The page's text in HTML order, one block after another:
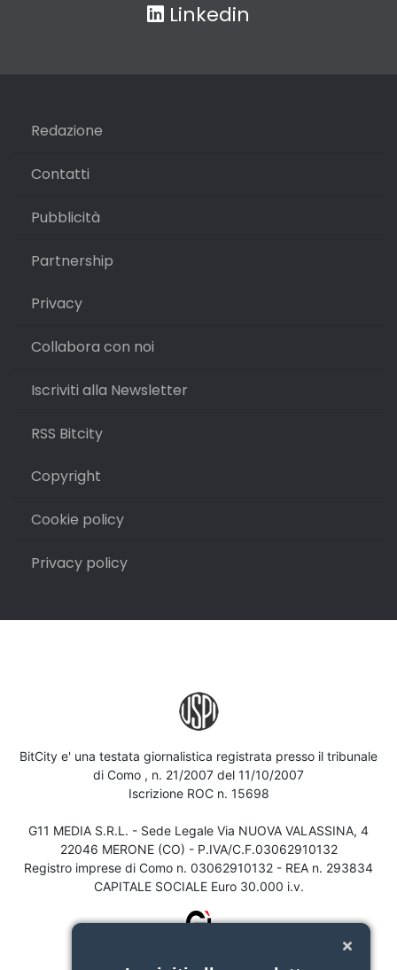
Linkedin
Redazione
Contatti
Pubblicità
Partnership
Privacy
Collabora con noi
Iscriviti alla Newsletter
RSS Bitcity
Copyright
Cookie policy
Privacy policy
BitCity e' una testata giornalistica registrata presso il tribunale
di Como , n. 21/2007 del 11/10/2007
Iscrizione ROC n. 15698
G11 MEDIA S.R.L. - Sede Legale Via NUOVA VALASSINA, 4
22046 MERONE (CO) - P.IVA/C.F.03062910132
Registro imprese di Como n. 03062910132 - REA n. 293834
CAPITALE SOCIALE Euro 30.000 i.v.